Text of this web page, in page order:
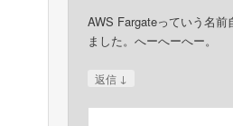
AWS Fargateっていう名前
ました。へーへーへー。
返信 ↓